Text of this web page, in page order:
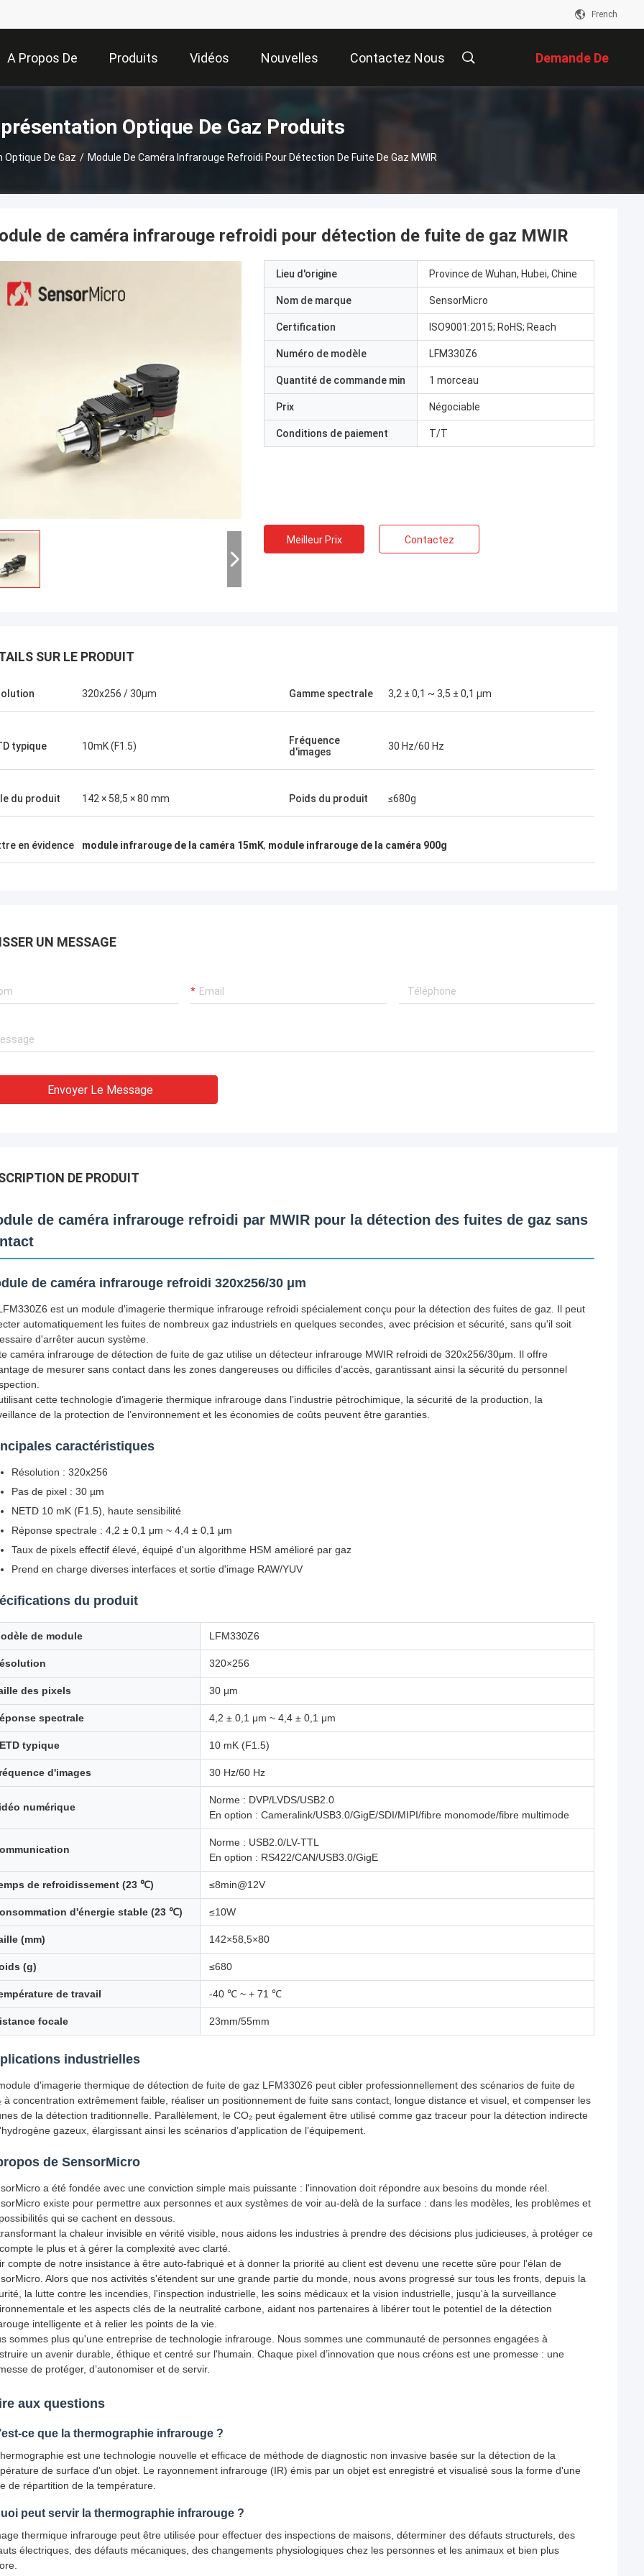
French
A Propos De Produits Vidéos Nouvelles Contactez Nous Demande De
Soumission
Optique De Gaz Produits
De Gaz / Module De Caméra Infrarouge Refroidi Pour Détection De Fuite De Gaz MWIR
de caméra infrarouge refroidi pour détection de fuite de gaz MWIR
Lieu d'origine Province de Wuhan, Hubei, Chine
Nom de marque SensorMicro
Certification ISO9001:2015; RoHS; Reach
Numéro de modèle LFM330Z6
Quantité de commande min 1 morceau
Prix Négociable
Conditions de paiement T/T
Meilleur Prix Contactez
SUR LE PRODUIT
320x256 / 30μm Gamme spectrale 3,2 ± 0,1 ~ 3,5 ± 0,1 μm
typique 10mK (F1.5)
Fréquence
d'images
30 Hz/60 Hz
du produit 142 × 58,5 × 80 mm Poids du produit ≤680g
en évidence module infrarouge de la caméra 15mK, module infrarouge de la caméra 900g
UN MESSAGE
Envoyer Le Message
DE PRODUIT
de caméra infrarouge refroidi par MWIR pour la détection des fuites de gaz sans
de caméra infrarouge refroidi 320x256/30 μm
est un module d'imagerie thermique infrarouge refroidi spécialement conçu pour la détection des fuites de gaz. Il peut
automatiquement les fuites de nombreux gaz industriels en quelques secondes, avec précision et sécurité, sans qu'il soit
d'arrêter aucun système.
caméra infrarouge de détection de fuite de gaz utilise un détecteur infrarouge MWIR refroidi de 320x256/30μm. Il offre
de mesurer sans contact dans les zones dangereuses ou difficiles d’accès, garantissant ainsi la sécurité du personnel
cette technologie d’imagerie thermique infrarouge dans l’industrie pétrochimique, la sécurité de la production, la
de la protection de l’environnement et les économies de coûts peuvent être garanties.
caractéristiques
Résolution : 320x256
Pas de pixel : 30 µm
NETD 10 mK (F1.5), haute sensibilité
Réponse spectrale : 4,2 ± 0,1 μm ~ 4,4 ± 0,1 μm
Taux de pixels effectif élevé, équipé d'un algorithme HSM amélioré par gaz
Prend en charge diverses interfaces et sortie d'image RAW/YUV
du produit
de module LFM330Z6
320×256
des pixels 30 μm
spectrale 4,2 ± 0,1 μm ~ 4,4 ± 0,1 μm
typique 10 mK (F1.5)
d'images 30 Hz/60 Hz
numérique
Norme : DVP/LVDS/USB2.0
En option : Cameralink/USB3.0/GigE/SDI/MIPI/fibre monomode/fibre multimode
Norme : USB2.0/LV-TTL
En option : RS422/CAN/USB3.0/GigE
de refroidissement (23 ℃) ≤8min@12V
d'énergie stable (23 ℃) ≤10W
(mm) 142×58,5×80
(g) ≤680
de travail -40 ℃ ~ + 71 ℃
focale 23mm/55mm
industrielles
d'imagerie thermique de détection de fuite de gaz LFM330Z6 peut cibler professionnellement des scénarios de fuite de
à concentration extrêmement faible, réaliser un positionnement de fuite sans contact, longue distance et visuel, et compenser les
de la détection traditionnelle. Parallèlement, le CO₂ peut également être utilisé comme gaz traceur pour la détection indirecte
gazeux, élargissant ainsi les scénarios d’application de l’équipement.
de SensorMicro
a été fondée avec une conviction simple mais puissante : l'innovation doit répondre aux besoins du monde réel.
existe pour permettre aux personnes et aux systèmes de voir au-delà de la surface : dans les modèles, les problèmes et
qui se cachent en dessous.
la chaleur invisible en vérité visible, nous aidons les industries à prendre des décisions plus judicieuses, à protéger ce
le plus et à gérer la complexité avec clarté.
compte de notre insistance à être auto-fabriqué et à donner la priorité au client est devenu une recette sûre pour l'élan de
Alors que nos activités s'étendent sur une grande partie du monde, nous avons progressé sur tous les fronts, depuis la
la lutte contre les incendies, l'inspection industrielle, les soins médicaux et la vision industrielle, jusqu'à la surveillance
et les aspects clés de la neutralité carbone, aidant nos partenaires à libérer tout le potentiel de la détection
intelligente et à relier les points de la vie.
sommes plus qu'une entreprise de technologie infrarouge. Nous sommes une communauté de personnes engagées à
un avenir durable, éthique et centré sur l'humain. Chaque pixel d’innovation que nous créons est une promesse : une
de protéger, d’autonomiser et de servir.
aux questions
ce que la thermographie infrarouge ?
est une technologie nouvelle et efficace de méthode de diagnostic non invasive basée sur la détection de la
de surface d'un objet. Le rayonnement infrarouge (IR) émis par un objet est enregistré et visualisé sous la forme d'une
de répartition de la température.
peut servir la thermographie infrarouge ?
thermique infrarouge peut être utilisée pour effectuer des inspections de maisons, déterminer des défauts structurels, des
électriques, des défauts mécaniques, des changements physiologiques chez les personnes et les animaux et bien plus